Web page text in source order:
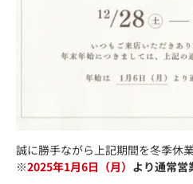
誠に勝手ながら上記期間を冬季休
※2025年1月6日（月） より通常営